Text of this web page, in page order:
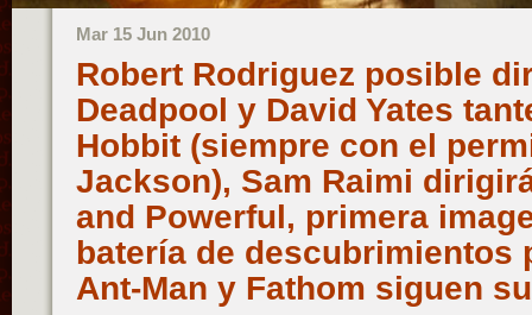
Mar 15 Jun 2010
Robert Rodriguez posible
Deadpool y David Yates
Hobbit (siempre con el
Jackson), Sam Raimi
and Powerful, primera
batería de descubrimientos
Ant-Man y Fathom siguen